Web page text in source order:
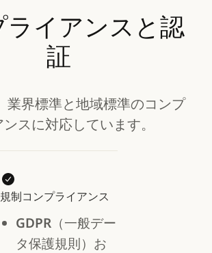
ライアンスと認
証
業界標準と地域標準のコンプ
スに対応しています。
規制コンプライアンス
GDPR（一般デー
タ保護規則）お